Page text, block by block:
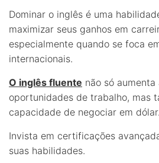
Dominar o inglês é uma
maximizar seus ganhos em
especialmente quando se foca
internacionais.
O inglês fluente não só aumenta
oportunidades de trabalho, mas
capacidade de negociar em dólar.
Invista em certificações
suas habilidades.